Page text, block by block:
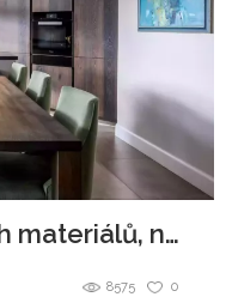
Kuchyně z prvotřídních materiálů, navždy jako nová
0
8575